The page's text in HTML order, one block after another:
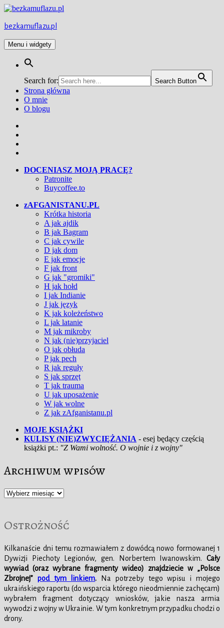
Przejdź
treści
bezkamuflazu.pl
Menu i widgety
Search for: Search Button
Strona główna
O mnie
O blogu
DOCENIASZ MOJĄ PRACĘ?
Patronite
Buycoffee.to
zAFGANISTANU.PL
Krótka historia
A jak ajdik
B jak Bagram
C jak cywile
D jak dom
E jak emocje
F jak front
G jak "gromiki"
H jak hołd
I jak Indianie
J jak język
K jak koleżeństwo
L jak latanie
M jak mikroby
N jak (nie)przyjaciel
O jak obłuda
P jak pech
R jak reguły
S jak sprzęt
T jak trauma
U jak uposażenie
W jak wolne
Z jak zAfganistanu.pl
MOJE KSIĄŻKI
KULISY (NIE)ZWYCIĘŻANIA - esej będący częścią
książki pt.: "Z Wami wolność. O wojnie i z wojny"
Archiwum wpisów
Archiwum
Ostrożność
Kilkanaście dni temu rozmawiałem z dowódcą nowo formowanej 1
Dywizji Piechoty Legionów, gen. Norbertem Iwanowskim. Cały
wywiad (oraz wybrane fragmenty wideo) znajdziecie w „Polsce
Zbrojnej” pod tym linkiem. Na potrzeby tego wpisu i mojego
ukraińskiego raportu (do wsparcia którego nieodmiennie zachęcam)
wybrałem fragment dotyczący wniosków, jakie nasza armia
wywodzi z wojny w Ukrainie. W tym konkretnym przypadku chodzi o
drony.